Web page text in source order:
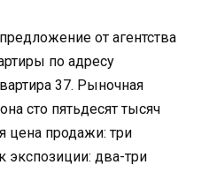
от агентства
по адресу
37. Рыночная
сто пятьдесят тысяч
цена продажи: три
экспозиции: два-три